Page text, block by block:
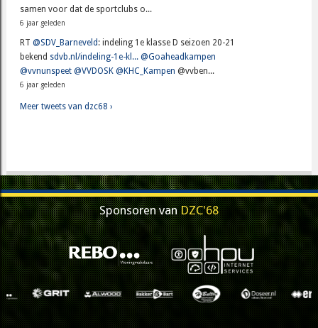
samen voor dat de sportclubs o...
6 jaar geleden
RT@SDV_Barneveld : indeling 1e klasse D seizoen 20-21
bekend sdvb.nl/indeling-1e-kl... @Goaheadkampen
@vvnunspeet @VVDOSK @KHC_Kampen @vvben...
6 jaar geleden
Meer tweets van dzc68 ›
Sponsoren vanDZC'68